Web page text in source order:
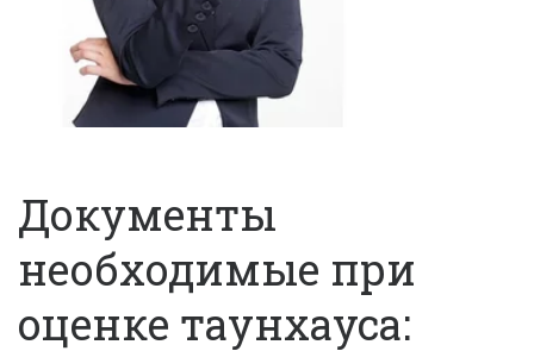
Документы
необходимые при
оценке таунхауса: